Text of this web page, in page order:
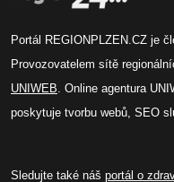
Portál REGIONPLZEN.CZ je
Provozovatelem sítě
UNIWEB. Online agentura
poskytuje tvorbu webů, SEO
Sledujte také náš portál o